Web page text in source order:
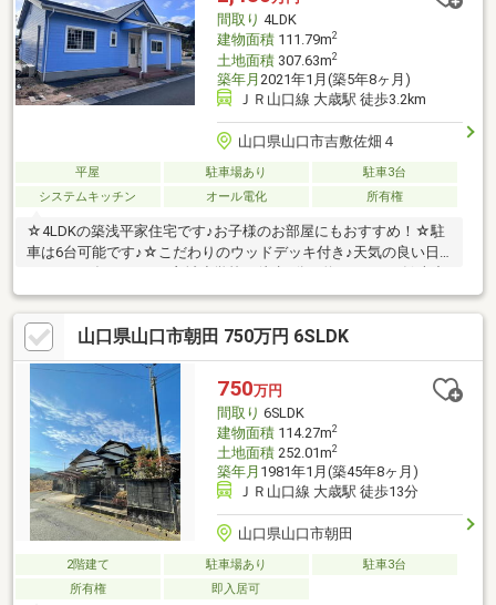
山口支店にお任せください！ お問い合わせは0120-956-486まで♪
間取り 4LDK
建物面積111.79m2
土地面積307.63m2
築年月 2021年1月(築5年8ヶ月)
ＪＲ山口線 大歳駅 徒歩3.2km
山口県山口市吉敷佐畑４
平屋 駐車場あり
駐車3台
システムキッチン
オール電化 所有権
☆4LDKの築浅平家住宅です♪お子様のお部屋にもおすすめ！☆駐
車は6台可能です♪☆こだわりのウッドデッキ付き♪天気の良い日
学校 徒歩24分（約1、900ｍ）・ローソン 山口吉敷佐畑店 徒歩
8分（約550ｍ）・マックスバリュ吉敷店 車4分（約1、800ｍ）
山口県山口市朝田 750万円 6SLDK
750万円
間取り 6SLDK
建物面積114.27m2
土地面積252.01m2
築年月 1981年1月(築45年8ヶ月)
ＪＲ山口線 大歳駅 徒歩13分
山口県山口市朝田
2階建て 駐車場あり
駐車3台
所有権
即入居可